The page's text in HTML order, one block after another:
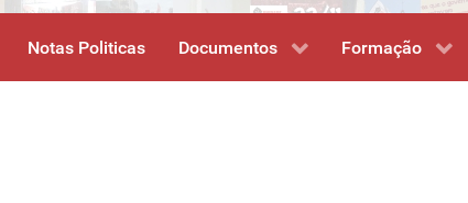
Notas Politicas Documentos Formação